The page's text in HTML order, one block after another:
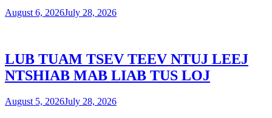
August 6, 2026July 28, 2026
LUB TUAM TSEV TEEV NTUJ LEEJ
NTSHIAB MAB LIAB TUS LOJ
August 5, 2026July 28, 2026